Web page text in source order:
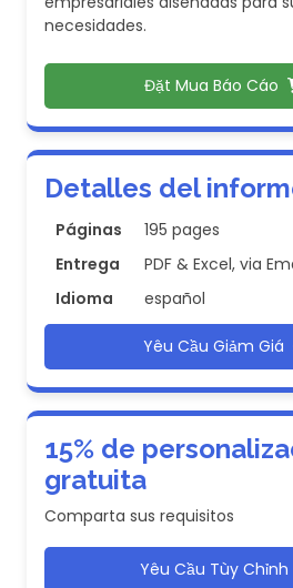
necesidades.
Đặt Mua Báo Cáo
Detalles del
Páginas
195 pages
Entrega
PDF & Excel, via
Idioma
español
Yêu Cầu Giảm Giá
15% de
gratuita
Comparta sus requisitos
Yêu Cầu Tùy Chỉnh